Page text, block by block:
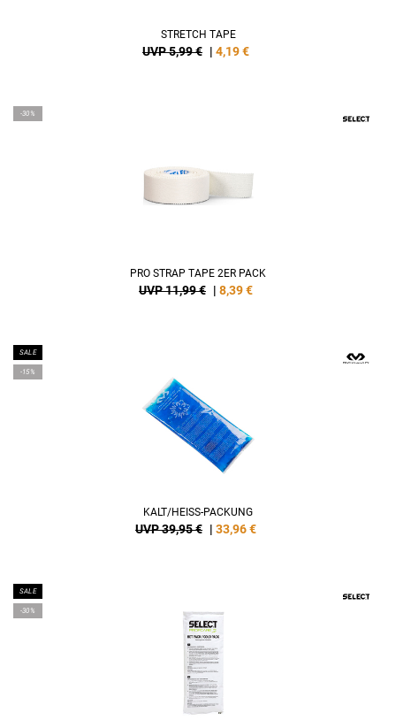
STRETCH TAPE
UVP 5,99 € | 4,19€
-30%
PRO STRAP TAPE 2ER PACK
UVP 11,99 € | 8,39€
SALE
-15%
KALT/HEISS-PACKUNG
UVP 39,95 € | 33,96€
SALE
-30%